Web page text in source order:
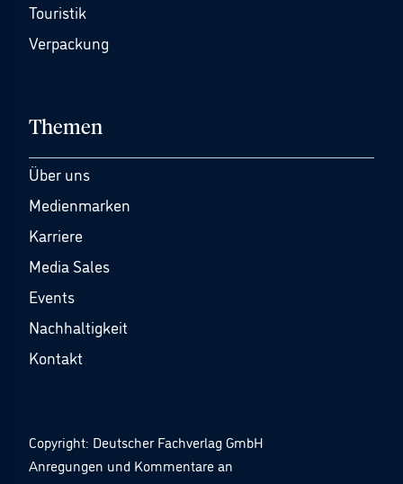
Touristik
Verpackung
Themen
Über uns
Medienmarken
Karriere
Media Sales
Events
Nachhaltigkeit
Kontakt
Copyright: Deutscher Fachverlag GmbH
Anregungen und Kommentare an